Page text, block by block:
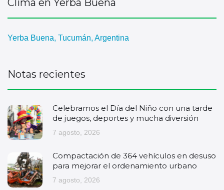
Clima en Yerba Buena
Yerba Buena, Tucumán, Argentina
Notas recientes
Celebramos el Día del Niño con una tarde
de juegos, deportes y mucha diversión
7 agosto, 2026
Compactación de 364 vehículos en desuso
para mejorar el ordenamiento urbano
7 agosto, 2026